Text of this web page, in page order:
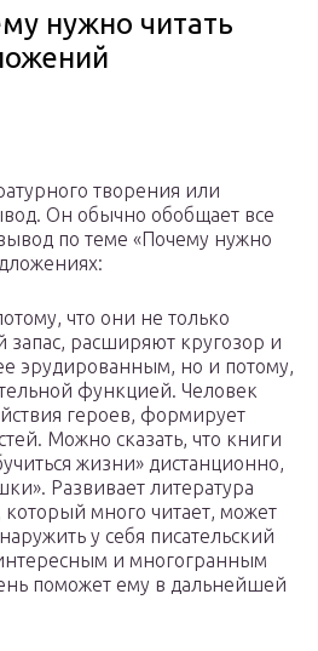
нужно читать
творения или
Он обычно обобщает все
по теме «Почему нужно
что они не только
запас, расширяют кругозор и
эрудированным, но и потому,
функцией. Человек
героев, формирует
Можно сказать, что книги
жизни» дистанционно,
Развивает литература
много читает, может
у себя писательский
и многогранным
поможет ему в дальнейшей